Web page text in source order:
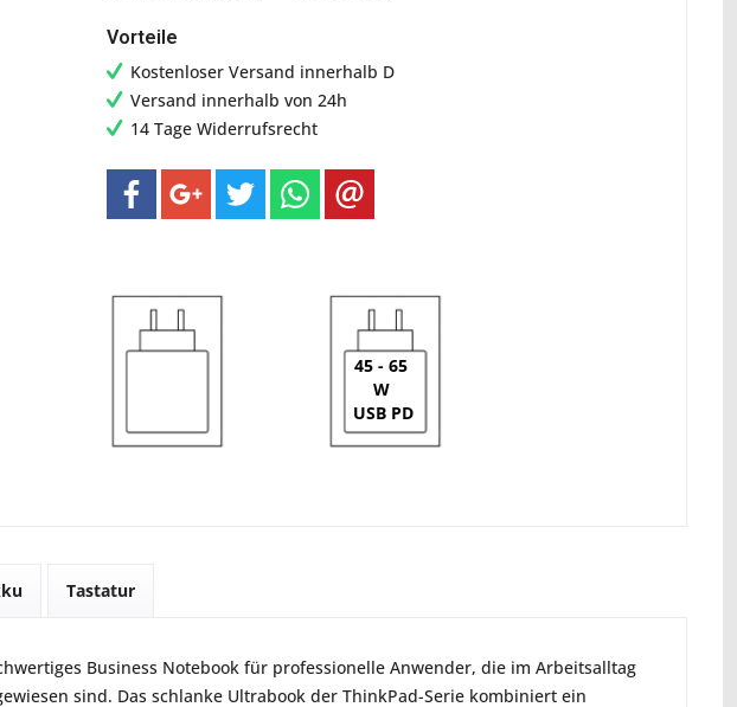
Vorteile
Kostenloser Versand innerhalb D
Versand innerhalb von 24h
14 Tage Widerrufsrecht
45 - 65
W
USB PD
Tastatur
Business Notebook für professionelle Anwender, die im Arbeitsalltag
sind. Das schlanke Ultrabook der ThinkPad-Serie kombiniert ein